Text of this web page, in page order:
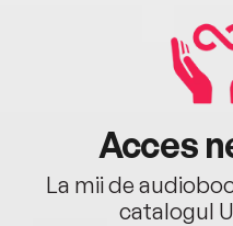
Acces
La mii de
catalogul